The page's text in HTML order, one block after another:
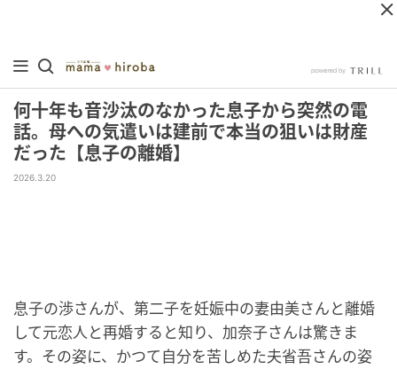
何十年も音沙汰のなかった息子から突然の電
話。母への気遣いは建前で本当の狙いは財産
だった【息子の離婚】
2026.3.20
息子の渉さんが、第二子を妊娠中の妻由美さんと離婚
して元恋人と再婚すると知り、加奈子さんは驚きま
す。その姿に、かつて自分を苦しめた夫省吾さんの姿